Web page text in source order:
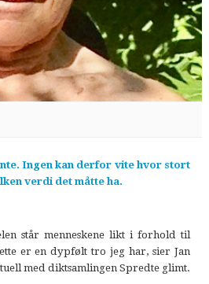
Ingen kan derfor vite hvor stort
verdi det måtte ha.
står menneskene likt i forhold til
er en dypfølt tro jeg har, sier Jan
med diktsamlingen Spredte glimt.